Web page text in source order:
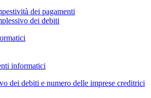
dei pagamenti
dei debiti
informatici
dei debiti e numero delle imprese creditrici